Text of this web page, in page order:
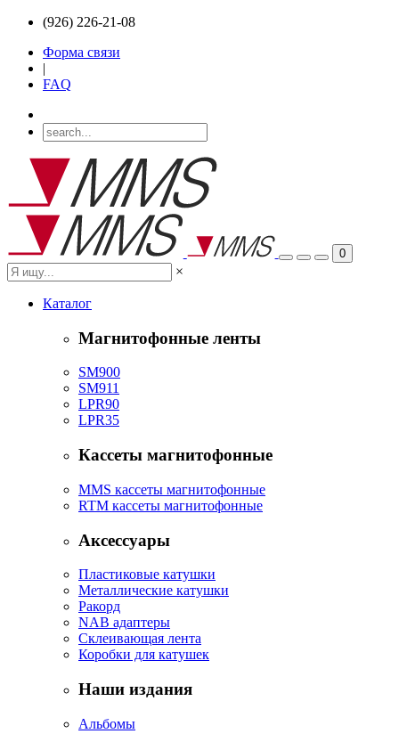
(926) 226-21-08
Форма связи
|
FAQ
0
×
Каталог
Магнитофонные ленты
SM900
SM911
LPR90
LPR35
Кассеты магнитофонные
MMS кассеты магнитофонные
RTM кассеты магнитофонные
Аксессуары
Пластиковые катушки
Металлические катушки
Ракорд
NAB адаптеры
Склеивающая лента
Коробки для катушек
Наши издания
Альбомы